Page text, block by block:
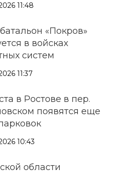
11:48
«Покров»
в войсках
систем
11:37
в Ростове в пер.
появятся еще
10:43
области